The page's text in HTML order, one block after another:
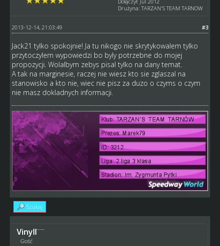
Drużyna: TARZAN'S TEAM TARNOW
#3
2013-12-14, 21:03:49
Jack21 tylko spokojnie! Ja tu nikogo nie skrytykowalem tylko
przytoczylem wypowiedzi bo byly potrzebne do mojej
propozycji. Wolalbym zebys pisal tylko na dany temat.
A tak na marginesie, raczej nie wiesz kto sie zglaszal na
stanowisko a kto nie, wiec nie pisz za duzo o czyms o czym
nie masz dokladnych informacji.
Szukaj
Vinyll
Gość